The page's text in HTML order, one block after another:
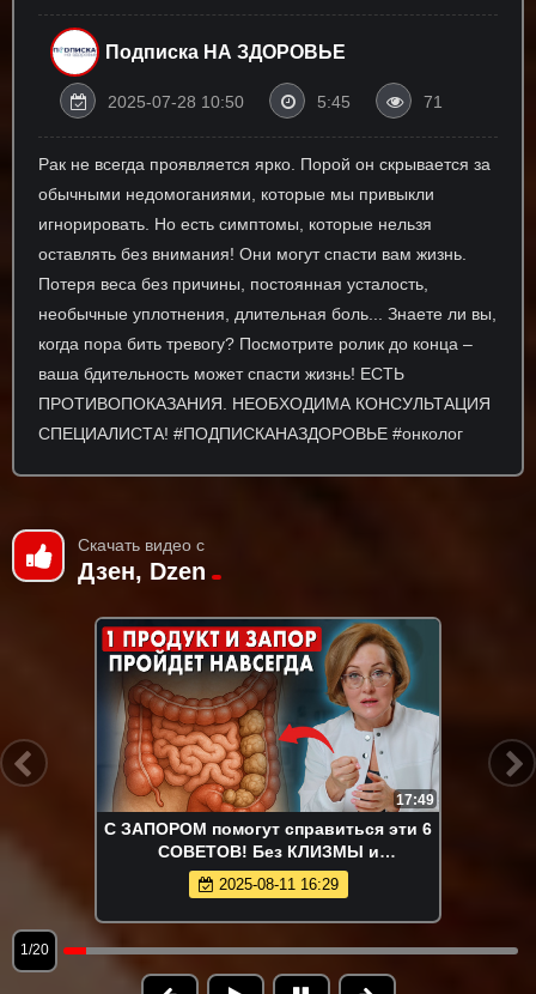
Подписка НА ЗДОРОВЬЕ
2025-07-28 10:50 5:45 71
Рак не всегда проявляется ярко. Порой он скрывается за
обычными недомоганиями, которые мы привыкли
игнорировать. Но есть симптомы, которые нельзя
оставлять без внимания! Они могут спасти вам жизнь.
Потеря веса без причины, постоянная усталость,
необычные уплотнения, длительная боль... Знаете ли вы,
когда пора бить тревогу? Посмотрите ролик до конца –
ваша бдительность может спасти жизнь! ЕСТЬ
ПРОТИВОПОКАЗАНИЯ. НЕОБХОДИМА КОНСУЛЬТАЦИЯ
СПЕЦИАЛИСТА! #ПОДПИСКАНАЗДОРОВЬЕ #онколог
Скачать видео с
Дзен, Dzen
17:49
С ЗАПОРОМ помогут справиться эти 6
СОВЕТОВ! Без КЛИЗМЫ и
СЛАБИТЕЛЬНЫХ!
2025-08-11 16:29
1/20